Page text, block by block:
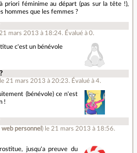
priori féminime au départ (pas sur la tête !),
hommes que les femmes ?
mars 2013 à 18:24. Évalué à0.
c'est un bénévole
le 21 mars 2013 à 20:23. Évalué à 4.
(bénévole) ce n'est
!
web personnel ) le 21 mars 2013 à 18:56.
jusqu'a preuve du